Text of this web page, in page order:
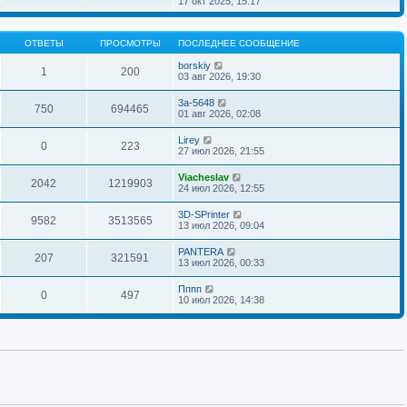
н
и
ю
б
щ
е
н
и
ю
н
е
м
у
о
е
н
ю
о
л
е
д
н
е
у
с
о
о
щ
е
н
и
р
й
т
и
п
л
е
д
е
м
с
щ
е
и
ОТВЕТЫ ПРОСМОТРЫ ПОСЛЕДНЕЕ СООБЩЕНИЕ
1 200
borskiy
03 авг 2026, 19:30
750 694465
3a-5648
01 авг 2026, 02:08
0 223
Lirey
27 июл 2026, 21:55
2042 1219903
Viacheslav
24 июл 2026, 12:55
9582 3513565
3D-SPrinter
13 июл 2026, 09:04
207 321591
PANTERA
13 июл 2026, 00:33
0 497
Пппп
10 июл 2026, 14:38